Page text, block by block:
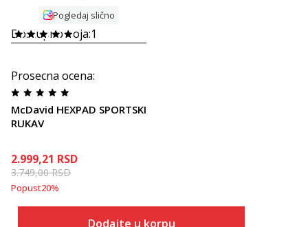
Pogledaj slično
Dostupno boja:1
Prosecna ocena:
McDavid HEXPAD SPORTSKI
RUKAV
2.999,21 RSD
3.749,00RSD
Popust20%
Dodajte u korpu